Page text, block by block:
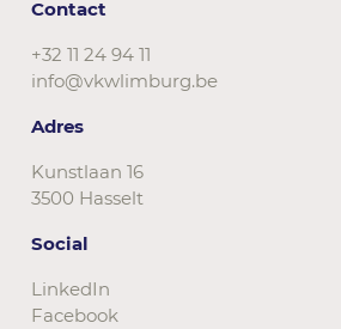
Contact
+32 11 24 94 11
info@vkwlimburg.be
Adres
Kunstlaan 16
3500 Hasselt
Social
LinkedIn
Facebook